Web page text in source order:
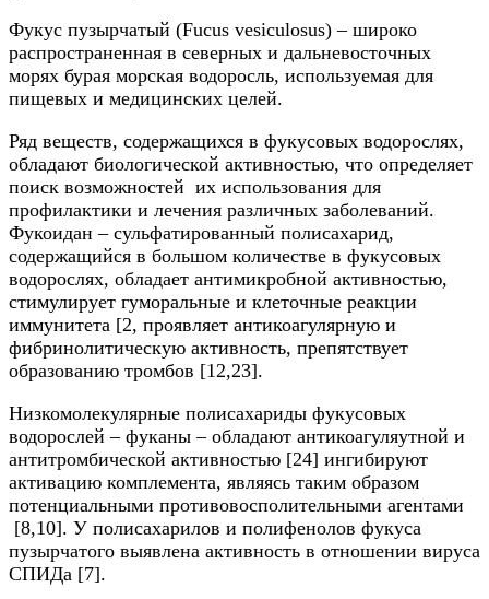
Фукус пузырчатый (Fucus vesiculosus) – широко
распространенная в северных и дальневосточных
морях бурая морская водоросль, используемая для
пищевых и медицинских целей.
Ряд веществ, содержащихся в фукусовых водорослях,
обладают биологической активностью, что определяет
поиск возможностей их использования для
профилактики и лечения различных заболеваний.
Фукоидан – сульфатированный полисахарид,
содержащийся в большом количестве в фукусовых
водорослях, обладает антимикробной активностью,
стимулирует гуморальные и клеточные реакции
иммунитета [2, проявляет антикоагулярную и
фибринолитическую активность, препятствует
образованию тромбов [12,23].
Низкомолекулярные полисахариды фукусовых
водорослей – фуканы – обладают антикоагуляyтной и
антитромбической активностью [24] ингибируют
активацию комплемента, являясь таким образом
потенциальными противовосполительными агентами
[8,10]. У полисахарилов и полифенолов фукуса
пузырчатого выявлена активность в отношении вируса
СПИДа [7].